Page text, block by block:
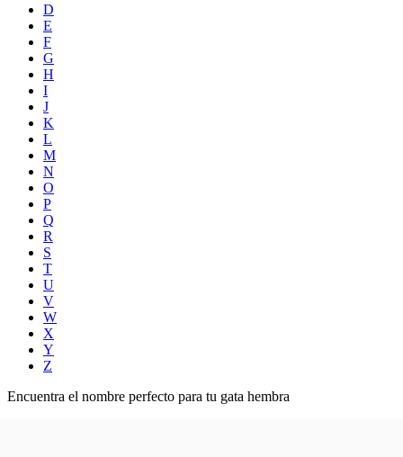
D
E
F
G
H
I
J
K
L
M
N
O
P
Q
R
S
T
U
V
W
X
Y
Z
Encuentra el nombre perfecto para tu gata hembra